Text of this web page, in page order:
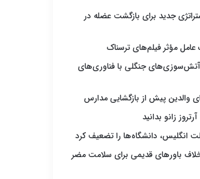
جدید برای بازگشت عضله در
مؤثر فیلم‌های ترسناک
جنگلی با فناوری‌های
زانو بدانید
انگلیس، دانشگاه‌ها را تضعیف کرد
باورهای قدیمی برای سلامت مضر